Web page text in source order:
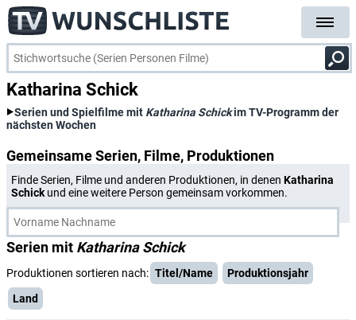
Katharina Schick
Serien und Spielfilme mit Katharina Schickim TV-Programm der
nächsten Wochen
Gemeinsame Serien, Filme, Produktionen
Finde Serien, Filme und anderen Produktionen, in denen Katharina
Schick und eine weitere Person gemeinsam vorkommen.
Serien mit Katharina Schick
Produktionen sortieren nach: Titel/Name
Produktionsjahr
Land